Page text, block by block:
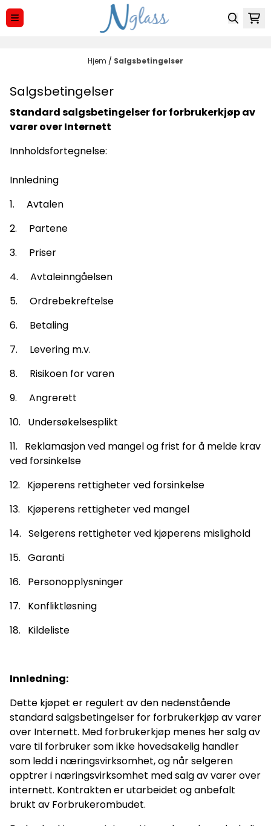
Hopp til innhold
Hjem / Salgsbetingelser
Salgsbetingelser
Standard salgsbetingelser for forbrukerkjøp av
varer over Internett
Innholdsfortegnelse:
Innledning
1. Avtalen
2. Partene
3. Priser
4. Avtaleinngåelsen
5. Ordrebekreftelse
6. Betaling
7. Levering m.v.
8. Risikoen for varen
9. Angrerett
10. Undersøkelsesplikt
11. Reklamasjon ved mangel og frist for å melde krav
ved forsinkelse
12. Kjøperens rettigheter ved forsinkelse
13. Kjøperens rettigheter ved mangel
14. Selgerens rettigheter ved kjøperens mislighold
15. Garanti
16. Personopplysninger
17. Konfliktløsning
18. Kildeliste
Innledning:
Dette kjøpet er regulert av den nedenstående
standard salgsbetingelser for forbrukerkjøp av varer
over Internett. Med forbrukerkjøp menes her salg av
vare til forbruker som ikke hovedsakelig handler
som ledd i næringsvirksomhet, og når selgeren
opptrer i næringsvirksomhet med salg av varer over
internett. Kontrakten er utarbeidet og anbefalt
brukt av Forbrukerombudet.